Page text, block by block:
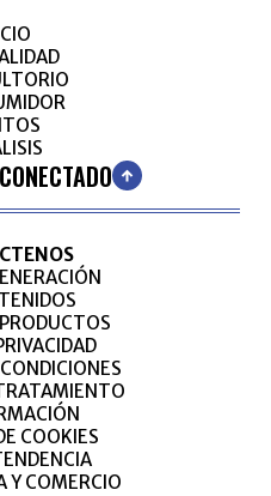
COOKIES
Y COMERCIO